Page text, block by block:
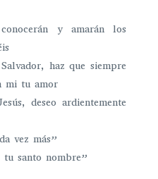
y amarán los
haz que siempre
mi tu amor
deseo ardientemente
vez más”
tu santo nombre”